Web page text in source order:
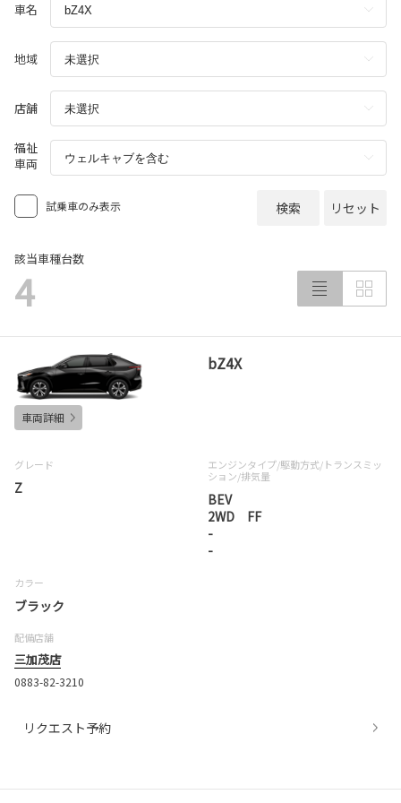
車名
地域
店舗
福祉
車両
試乗車のみ表示 検索 リセット
該当車種台数
4
bZ4X
車両詳細
グレード
Z
エンジンタイプ/駆動方式/トランスミッ
ション/排気量
BEV
2WD FF
-
-
カラー
ブラック
配備店舗
三加茂店
0883-82-3210
リクエスト予約